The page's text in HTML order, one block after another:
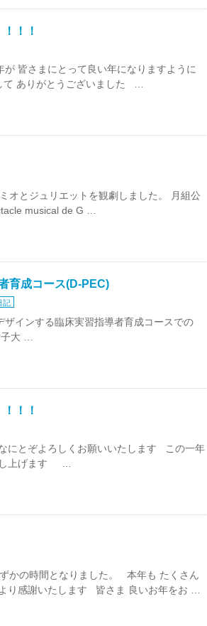
！！
皆さまにとって良い年になりますように
ありがとうございました …
とジュリエットを観劇しました。 月組公
musical de G …
育成コース(D-PEC)
記
インする臨床実習指導者育成コースでの
大 …
！！
とぞよろしくお願いいたします この一年
し上げます …
かの時間となりました。 本年も たくさん
り感謝いたします 皆さま 良いお年をお …